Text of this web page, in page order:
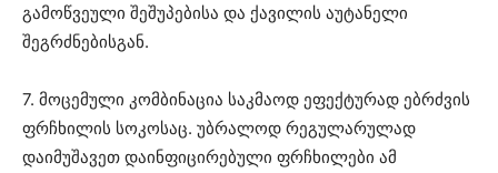
გამოწვეული შეშუპებისა და ქავილის აუტანელი
შეგრძნებისგან.
7. მოცემული კომბინაცია საკმაოდ ეფექტურად ებრძვის
ფრჩხილის სოკოსაც. უბრალოდ რეგულარულად
დაიმუშავეთ დაინფიცირებული ფრჩხილები ამ